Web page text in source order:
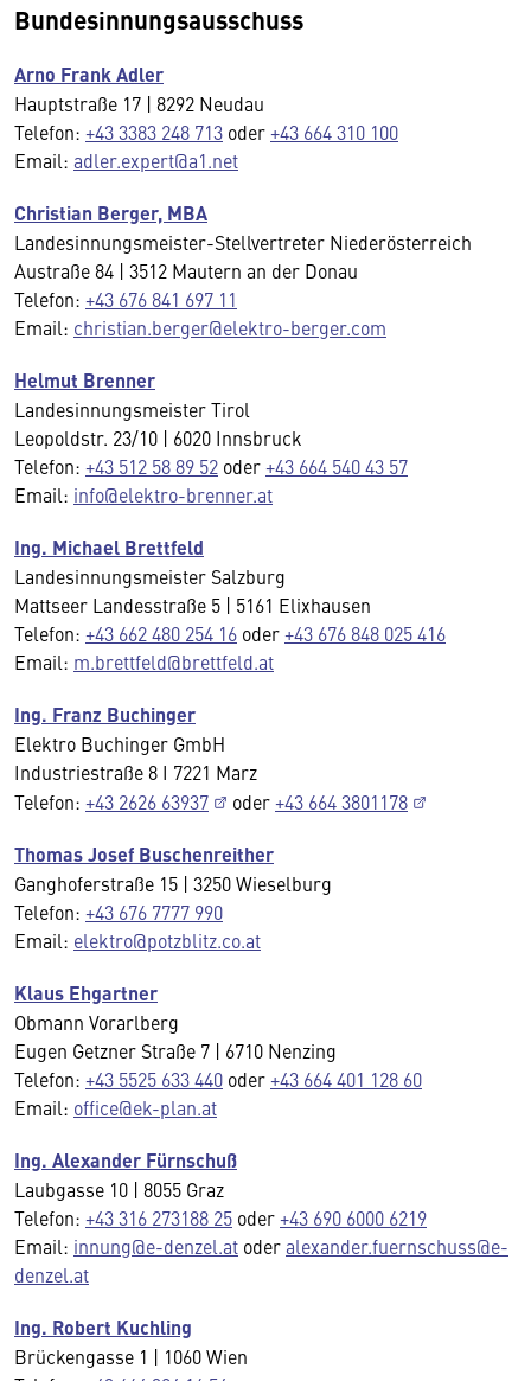
Bundesinnungsausschuss
Arno Frank Adler
Hauptstraße 17 | 8292 Neudau
Telefon: +43 3383 248 713 oder+43 664 310 100
Email: adler.expert@a1.net
Christian Berger, MBA
Landesinnungsmeister-Stellvertreter Niederösterreich
Austraße 84 | 3512 Mautern an der Donau
Telefon: +43 676 841 697 11
Email: christian.berger@elektro-berger.com
Helmut Brenner
Landesinnungsmeister Tirol
Leopoldstr. 23/10 | 6020 Innsbruck
Telefon: +43 512 58 89 52 oder+43 664 540 43 57
Email: info@elektro-brenner.at
Ing. Michael Brettfeld
Landesinnungsmeister Salzburg
Mattseer Landesstraße 5 | 5161 Elixhausen
Telefon: +43 662 480 254 16 oder+43 676 848 025 416
Email: m.brettfeld@brettfeld.at
Ing. Franz Buchinger
Elektro Buchinger GmbH
Industriestraße 8 I 7221 Marz
Telefon: +43 2626 63937 oder+43 664 3801178
Thomas Josef Buschenreither
Ganghoferstraße 15 | 3250 Wieselburg
Telefon: +43 676 7777 990
Email: elektro@potzblitz.co.at
Klaus Ehgartner
Obmann Vorarlberg
Eugen Getzner Straße 7 | 6710 Nenzing
Telefon: +43 5525 633 440 oder+43 664 401 128 60
Email: office@ek-plan.at
Ing. Alexander Fürnschuß
Laubgasse 10 | 8055 Graz
Telefon: +43 316 273188 25 oder+43 690 6000 6219
Email: innung@e-denzel.at oderalexander.fuernschuss@e-
denzel.at
Ing. Robert Kuchling
Brückengasse 1 | 1060 Wien